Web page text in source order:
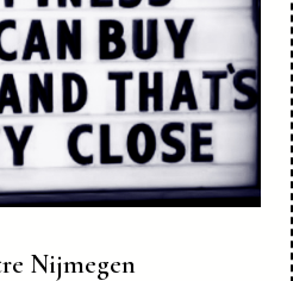
Nijmegen